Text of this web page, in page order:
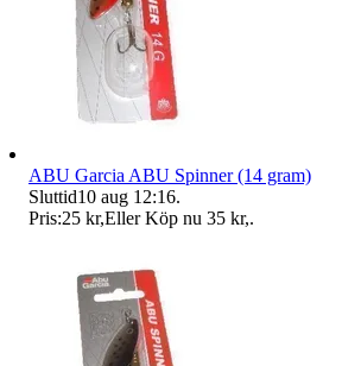
ABU Garcia ABU Spinner (14 gram)
Sluttid10 aug 12:16.
Pris:25 kr,Eller Köp nu 35 kr,.